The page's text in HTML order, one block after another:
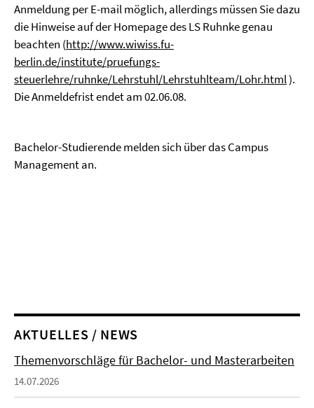
Anmeldung per E-mail möglich, allerdings müssen Sie dazu
die Hinweise auf der Homepage des LS Ruhnke genau
beachten (http://www.wiwiss.fu-
berlin.de/institute/pruefungs-
steuerlehre/ruhnke/Lehrstuhl/Lehrstuhlteam/Lohr.html).
Die Anmeldefrist endet am 02.06.08.
Bachelor-Studierende melden sich über das Campus
Management an.
AKTUELLES / NEWS
Themenvorschläge für Bachelor- und Masterarbeiten
14.07.2026